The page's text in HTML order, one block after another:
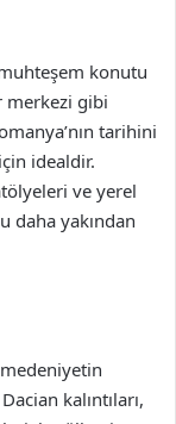
konutu
merkezi gibi
tarihini
idealdir.
ve yerel
daha yakından
kalıntıları,